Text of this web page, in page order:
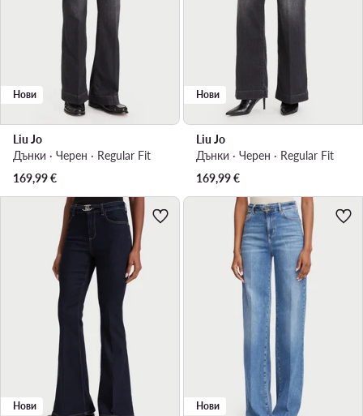
Нови
Liu Jo
Дънки · Черен · Regular Fit
169,99€
Нови
Liu Jo
Дънки · Черен · Regular Fit
169,99€
Нови Нови